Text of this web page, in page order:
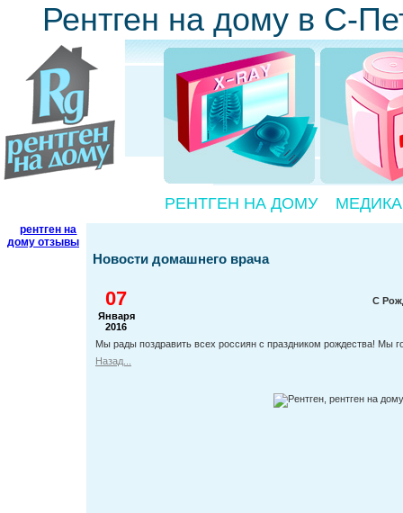
Рентген на дому в С-
РЕНТГЕН НА ДОМУ
рентген на
дому отзывы
Новости домашнего врача
07
Января
2016
С
Мы рады поздравить всех россиян с праздником рождества! Мы
Назад...